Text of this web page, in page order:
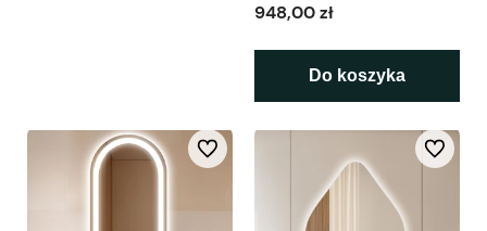
948,00 zł
Do koszyka
Do ulubionych Do